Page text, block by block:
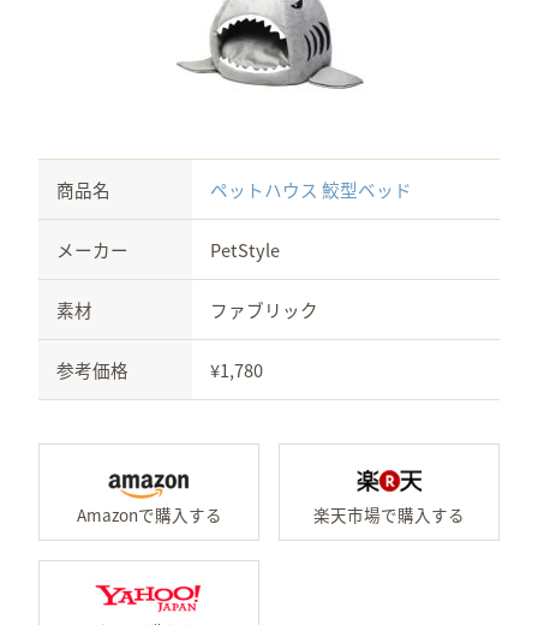
商品名 ペットハウス 鮫型ベッド
メーカー PetStyle
素材 ファブリック
参考価格 ¥1,780
Amazonで「ペットハウス